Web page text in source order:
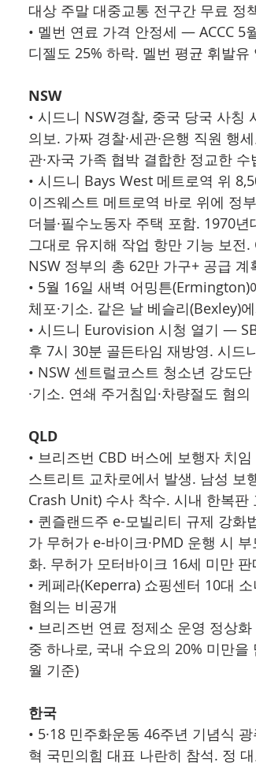
대상 주말 대중교통 전구간 무료 정
• 멜번 연료 가격 안정세 — ACCC 5
디젤도 25% 하락. 멜번 평균 휘발
NSW
• 시드니 NSW경찰, 중국 당국 사
의보. 가짜 경찰·세관·은행 직원 행
관·자국 가족 협박 결합한 정교한 수
• 시드니 Bays West 메트로역 위
이즈웨스트 메트로역 바로 위에 정
더블·필수노동자 주택 포함. 1970
그대로 유지해 작업 항만 기능 보전.
NSW 정부의 총 62만 가구+ 공급 계
• 5월 16일 새벽 어밍튼
체포·기소. 같은 날 베슬리(Bexley)
• 시드니 Eurovision 시청 열기 —
후 7시 30분 골든타임 재방영. 시드
• NSW 센트럴코스트 청소년 강도
·기소. 연쇄 주거침입·차량절도 혐의
QLD
• 브리즈번 CBD 버스에 보행자 치
스트리트 교차로에서 발생. 남성 보
Crash Unit) 수사 착수. 시내 한복
• 퀸즐랜드주 e-모빌리티 규제 강
가 무허가 e-바이크·PMD 운행 시
화. 무허가 모터바이크 16세 미만
• 케페라(Keperra) 쇼핑센터 10대
혐의는 비공개
• 브리즈번 연료 정제소 운영 정상
중 하나로, 국내 수요의 20% 미만
월 기준)
한국
• 5·18 민주화운동 46주년 기념식
혁 국민의힘 대표 나란히 참석. 정